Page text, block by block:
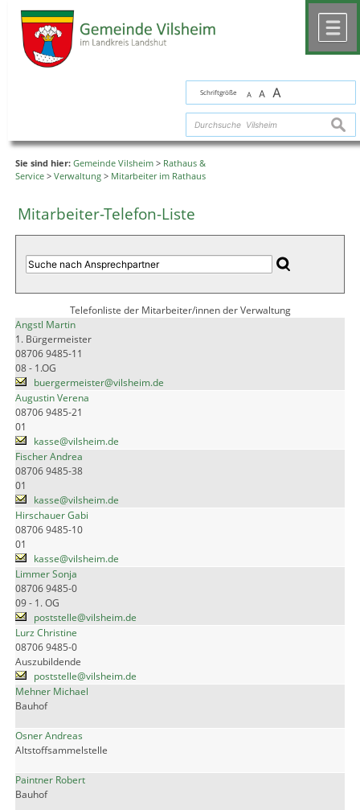
Schriftgröße A A A
Sie sind hier: Gemeinde Vilsheim > Rathaus &
Service > Verwaltung > Mitarbeiter im Rathaus
Mitarbeiter-Telefon-Liste
Telefonliste der Mitarbeiter/innen der Verwaltung
Angstl Martin
1. Bürgermeister
08706 9485-11
08 - 1.OG
buergermeister@vilsheim.de
Augustin Verena
08706 9485-21
01
kasse@vilsheim.de
Fischer Andrea
08706 9485-38
01
kasse@vilsheim.de
Hirschauer Gabi
08706 9485-10
01
kasse@vilsheim.de
Limmer Sonja
08706 9485-0
09 - 1. OG
poststelle@vilsheim.de
Lurz Christine
08706 9485-0
Auszubildende
poststelle@vilsheim.de
Mehner Michael
Bauhof
Osner Andreas
Altstoffsammelstelle
Paintner Robert
Bauhof